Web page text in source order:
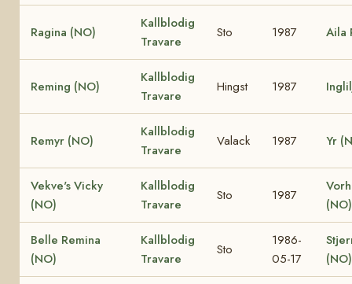
Ragina (NO)
Kallblodig
Travare
Sto 1987 Aila
Reming (NO)
Kallblodig
Travare
Hingst 1987
Remyr (NO)
Kallblodig
Travare
Valack 1987 Yr
Vekve's Vicky
(NO)
Kallblodig
Travare
Sto 1987
(NO)
Belle Remina
(NO)
Kallblodig
Travare
Sto
1986-
05-17
(NO)